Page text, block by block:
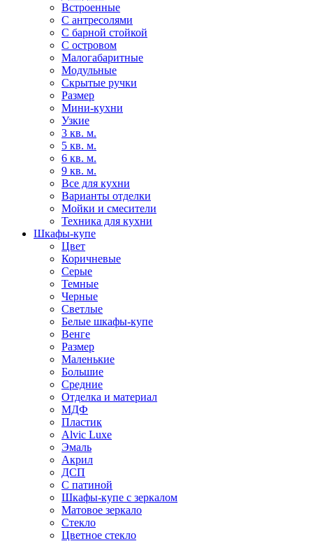
Встроенные
С антресолями
С барной стойкой
С островом
Малогабаритные
Модульные
Скрытые ручки
Размер
Мини-кухни
Узкие
3 кв. м.
5 кв. м.
6 кв. м.
9 кв. м.
Все для кухни
Варианты отделки
Мойки и смесители
Техника для кухни
Шкафы-купе
Цвет
Коричневые
Серые
Темные
Черные
Светлые
Белые шкафы-купе
Венге
Размер
Маленькие
Большие
Средние
Отделка и материал
МДФ
Пластик
Alvic Luxe
Эмаль
Акрил
ДСП
С патиной
Шкафы-купе с зеркалом
Матовое зеркало
Стекло
Цветное стекло